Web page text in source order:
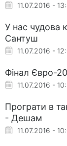
11.07.2016 -
У нас чудова
Сантуш
11.07.2016 -
Фінал Євро-
11.07.2016 -
Програти в
- Дешам
11.07.2016 -